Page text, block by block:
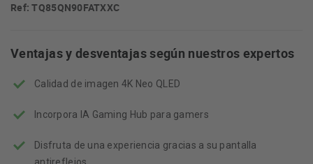
Ref: TQ85QN90FATXXC
Ventajas y desventajas según nuestros expertos
Calidad de imagen 4K Neo QLED
Incorpora IA Gaming Hub para gamers
Disfruta de una experiencia gracias a su pantalla